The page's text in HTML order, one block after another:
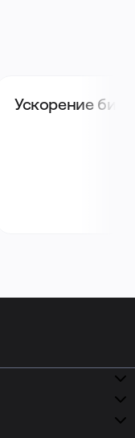
Ускорение